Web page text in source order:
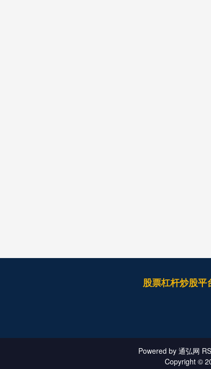
股票杠杆炒股平
Powered by 通弘网
Copyright ©